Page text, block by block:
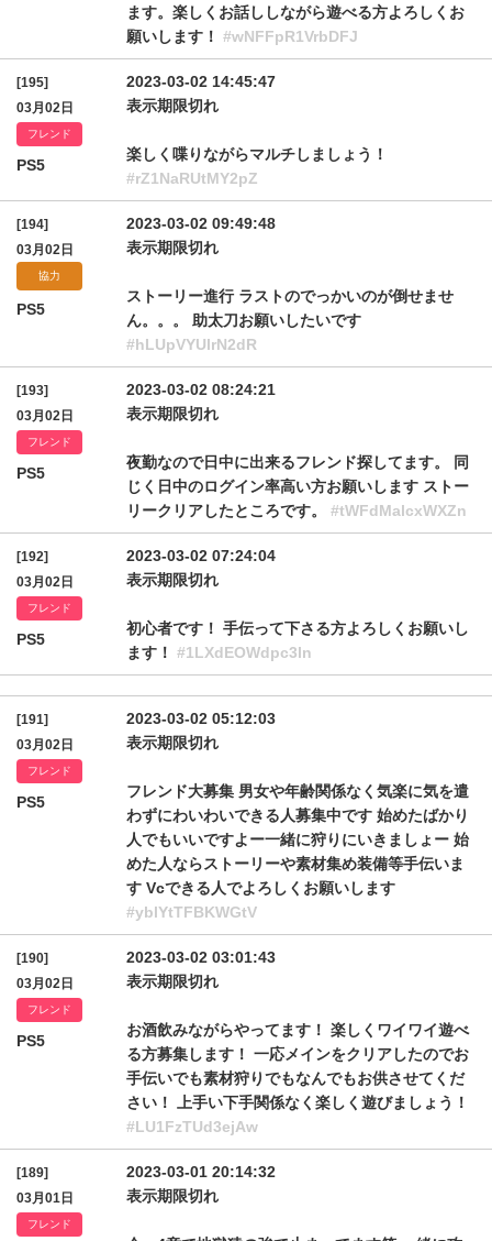
ます。楽しくお話ししながら遊べる方よろしくお
願いします！ #wNFFpR1VrbDFJ
[195]
03月02日
フレンド
PS5
2023-03-02 14:45:47
表示期限切れ
楽しく喋りながらマルチしましょう！
#rZ1NaRUtMY2pZ
[194]
03月02日
協力
PS5
2023-03-02 09:49:48
表示期限切れ
ストーリー進行 ラストのでっかいのが倒せませ
ん。。。 助太刀お願いしたいです
#hLUpVYUlrN2dR
[193]
03月02日
フレンド
PS5
2023-03-02 08:24:21
表示期限切れ
夜勤なので日中に出来るフレンド探してます。 同
じく日中のログイン率高い方お願いします ストー
リークリアしたところです。 #tWFdMalcxWXZn
[192]
03月02日
フレンド
PS5
2023-03-02 07:24:04
表示期限切れ
初心者です！ 手伝って下さる方よろしくお願いし
ます！ #1LXdEOWdpc3ln
[191]
03月02日
フレンド
PS5
2023-03-02 05:12:03
表示期限切れ
フレンド大募集 男女や年齢関係なく気楽に気を遣
わずにわいわいできる人募集中です 始めたばかり
人でもいいですよー一緒に狩りにいきましょー 始
めた人ならストーリーや素材集め装備等手伝いま
す Vcできる人でよろしくお願いします
#yblYtTFBKWGtV
[190]
03月02日
フレンド
PS5
2023-03-02 03:01:43
表示期限切れ
お酒飲みながらやってます！ 楽しくワイワイ遊べ
る方募集します！ 一応メインをクリアしたのでお
手伝いでも素材狩りでもなんでもお供させてくだ
さい！ 上手い下手関係なく楽しく遊びましょう！
#LU1FzTUd3ejAw
[189]
03月01日
フレンド
2023-03-01 20:14:32
表示期限切れ